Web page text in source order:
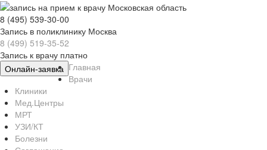
8 (495) 539-30-00
Запись в поликлинику Москва
8 (499) 519-35-52
Запись к врачу платно
Онлайн-заявка Главная
Врачи
Клиники
Мед.Центры
МРТ
УЗИ/КТ
Болезни